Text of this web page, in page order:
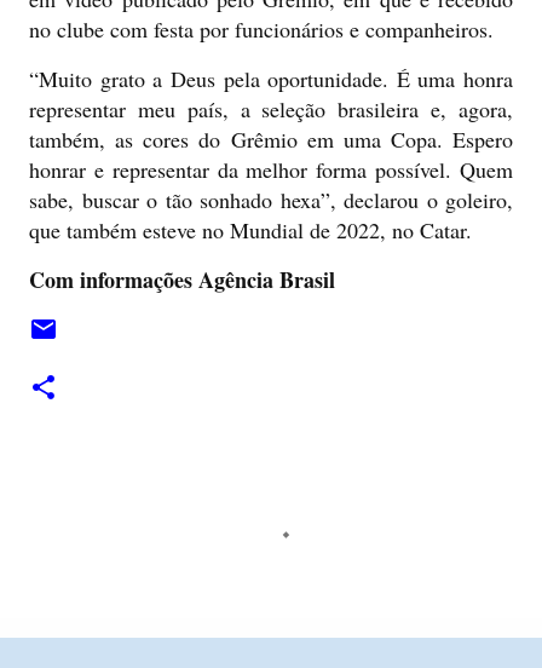
no clube com festa por funcionários e companheiros.
“Muito grato a Deus pela oportunidade. É uma honra
representar meu país, a seleção brasileira e, agora,
também, as cores do Grêmio em uma Copa. Espero
honrar e representar da melhor forma possível. Quem
sabe, buscar o tão sonhado hexa”, declarou o goleiro,
que também esteve no Mundial de 2022, no Catar.
Com informações Agência Brasil
n